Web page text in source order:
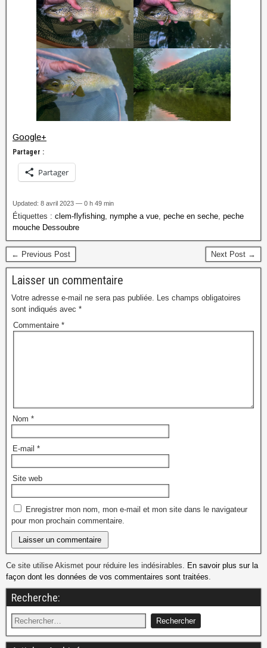
Google+
Partager :
Partager
Updated: 8 avril 2023 — 0 h 49 min
Étiquettes : clem-flyfishing, nymphe a vue, peche en seche, peche
mouche Dessoubre
← Previous Post Next Post →
Laisser un commentaire
Votre adresse e-mail ne sera pas publiée. Les champs obligatoires
sont indiqués avec *
Commentaire *
Nom *
E-mail *
Site web
Enregistrer mon nom, mon e-mail et mon site dans le navigateur
pour mon prochain commentaire.
Ce site utilise Akismet pour réduire les indésirables. En savoir plus sur la
façon dont les données de vos commentaires sont traitées.
Recherche: